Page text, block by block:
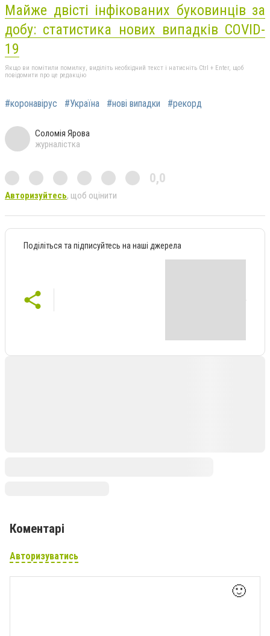
Майже двісті інфікованих буковинців за
добу: статистика нових випадків COVID-
19
Якщо ви помітили помилку, виділіть необхідний текст і натисніть Ctrl + Enter, щоб
повідомити про це редакцію
#коронавірус #Україна #нові випадки #рекорд
Соломія Ярова
журналістка
0,0
Авторизуйтесь, щоб оцінити
Поділіться та підписуйтесь на наші джерела
Коментарі
Авторизуватись
🙂